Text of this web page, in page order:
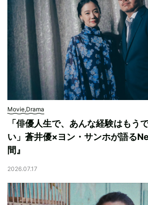
Movie,Drama
「俳優人生で、あんな経験はもう
い」蒼井優×ヨン・サンホが語る
間』
2026.07.17